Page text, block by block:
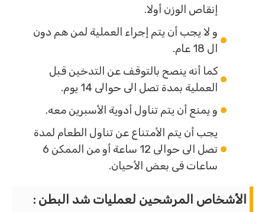
إنقاص الوزن أولا.
و لا يجب أن يتم إجراء العملية لمن هم دون
ال 18 عام.
كما أنه ينصح بالتوقف عن التدخين قبل
العملية بمدة تصل الى حوالى 14 يوم.
و يمنع أن يتم تناول أدوية الأسبرين معه.
يجب أن يتم الأمتناع عن تناول الطعام لمدة
تصل الى حوالى 12 ساعة أو من الممكن 6
ساعات فى بعض الأحيان.
الأشخاص المرشحين لعمليات شد البطن :